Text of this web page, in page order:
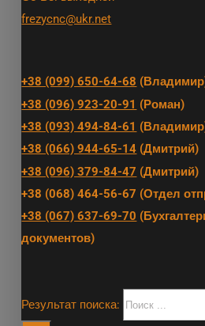
frezycnc@ukr.net
+38 (099) 650-64-68
+38 (096) 923-20-91 (Роман)
+38 (093) 494-84-61
+38 (066) 944-65-14 (Дмитрий)
+38 (096) 379-84-47 (Дмитрий)
+38 (068) 464-56-67 (Отдел
+38 (067) 637-69-70
документов)
Результат поиска: